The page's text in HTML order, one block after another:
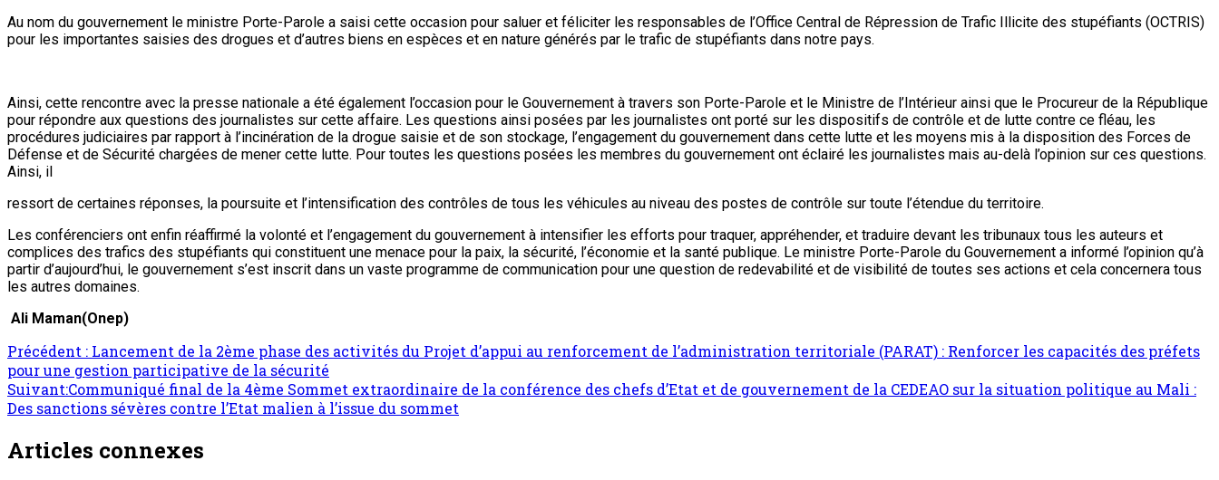
Au nom du gouvernement le ministre Porte-Parole a saisi cette occasion pour saluer et féliciter les responsables de l’Office Central de Répression de Trafic Illicite des stupéfiants (OCTRIS)
pour les importantes saisies des drogues et d’autres biens en espèces et en nature générés par le trafic de stupéfiants dans notre pays.
Ainsi, cette rencontre avec la presse nationale a été également l’occasion pour le Gouvernement à travers son Porte-Parole et le Ministre de l’Intérieur ainsi que le Procureur de la République
pour répondre aux questions des journalistes sur cette affaire. Les questions ainsi posées par les journalistes ont porté sur les dispositifs de contrôle et de lutte contre ce fléau, les
procédures judiciaires par rapport à l’incinération de la drogue saisie et de son stockage, l’engagement du gouvernement dans cette lutte et les moyens mis à la disposition des Forces de
Défense et de Sécurité chargées de mener cette lutte. Pour toutes les questions posées les membres du gouvernement ont éclairé les journalistes mais au-delà l’opinion sur ces questions.
Ainsi, il
ressort de certaines réponses, la poursuite et l’intensification des contrôles de tous les véhicules au niveau des postes de contrôle sur toute l’étendue du territoire.
Les conférenciers ont enfin réaffirmé la volonté et l’engagement du gouvernement à intensifier les efforts pour traquer, appréhender, et traduire devant les tribunaux tous les auteurs et
complices des trafics des stupéfiants qui constituent une menace pour la paix, la sécurité, l’économie et la santé publique. Le ministre Porte-Parole du Gouvernement a informé l’opinion qu’à
partir d’aujourd’hui, le gouvernement s’est inscrit dans un vaste programme de communication pour une question de redevabilité et de visibilité de toutes ses actions et cela concernera tous
les autres domaines.
Ali Maman(Onep)
Précédent : Lancement de la 2ème phase des activités du Projet d’appui au renforcement de l’administration territoriale (PARAT) : Renforcer les capacités des préfets
pour une gestion participative de la sécurité
Suivant:Communiqué final de la 4ème Sommet extraordinaire de la conférence des chefs d’Etat et de gouvernement de la CEDEAO sur la situation politique au Mali :
Des sanctions sévères contre l’Etat malien à l’issue du sommet
Articles connexes